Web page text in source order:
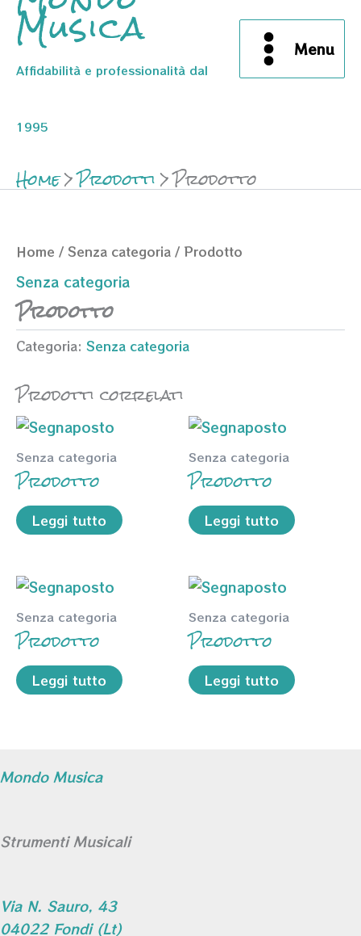
Musica
Affidabilità e professionalità dal
1995
Menu
Home Prodotti Prodotto
Home / Senza categoria / Prodotto
Senza categoria
Prodotto
Categoria: Senza categoria
Prodotti correlati
Senza categoria
Prodotto
Leggi tutto
Senza categoria
Prodotto
Leggi tutto
Senza categoria
Prodotto
Leggi tutto
Senza categoria
Prodotto
Leggi tutto
Mondo Musica
Strumenti Musicali
Via N. Sauro, 43
04022 Fondi (Lt)